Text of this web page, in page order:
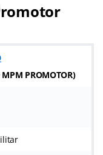
MPM PROMOTOR)